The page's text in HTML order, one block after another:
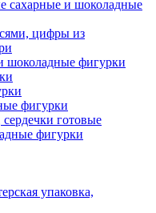
сахарные и шоколадные
цифры из
шоколадные фигурки
фигурки
готовые
фигурки